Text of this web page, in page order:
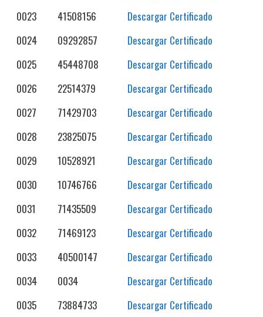
0023
41508156
Descargar Certificado
0024
09292857
Descargar Certificado
0025
45448708
Descargar Certificado
0026
22514379
Descargar Certificado
0027
71429703
Descargar Certificado
0028
23825075
Descargar Certificado
0029
10528921
Descargar Certificado
0030
10746766
Descargar Certificado
0031
71435509
Descargar Certificado
0032
71469123
Descargar Certificado
0033
40500147
Descargar Certificado
0034
0034
Descargar Certificado
0035
73884733
Descargar Certificado